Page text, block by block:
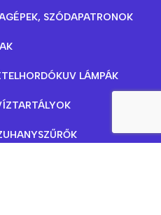
SZÓDAPATRONOK
UV LÁMPÁK